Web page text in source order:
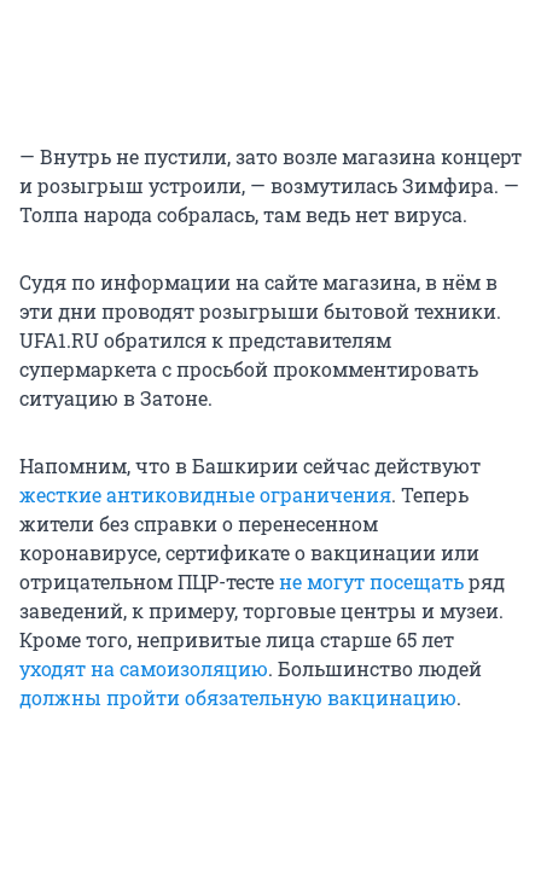
— Внутрь не пустили, зато возле магазина концерт
и розыгрыш устроили, — возмутилась Зимфира. —
Толпа народа собралась, там ведь нет вируса.
Судя по информации на сайте магазина, в нём в
эти дни проводят розыгрыши бытовой техники.
UFA1.RU обратился к представителям
супермаркета с просьбой прокомментировать
ситуацию в Затоне.
Напомним, что в Башкирии сейчас действуют
жесткие антиковидные ограничения. Теперь
жители без справки о перенесенном
коронавирусе, сертификате о вакцинации или
отрицательном ПЦР-тестене могут посещатьряд
заведений, к примеру, торговые центры и музеи.
Кроме того, непривитые лица старше 65 лет
уходят на самоизоляцию. Большинство людей
должны пройти обязательную вакцинацию.